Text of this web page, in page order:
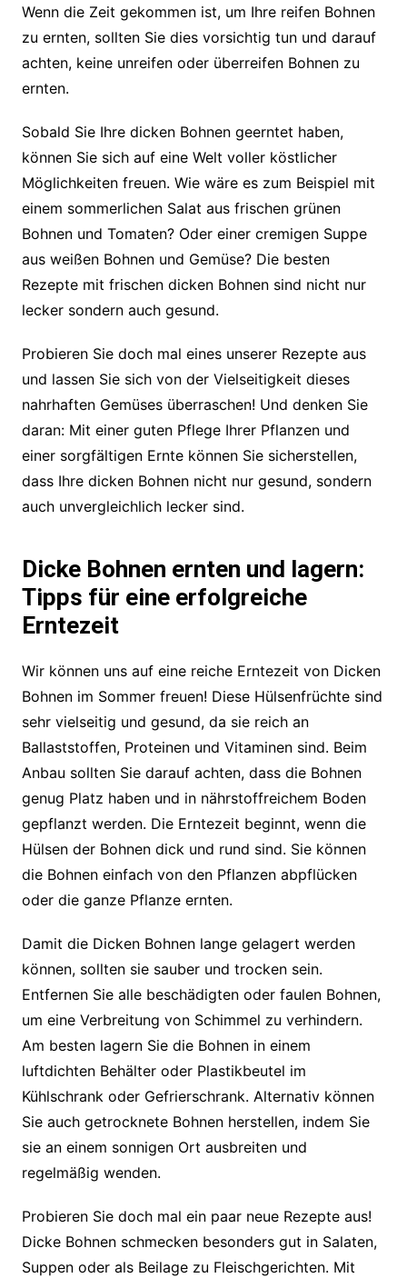
Wenn die Zeit gekommen ist, um Ihre reifen Bohnen
zu ernten, sollten Sie dies vorsichtig tun und darauf
achten, keine unreifen oder überreifen Bohnen zu
ernten.
Sobald Sie Ihre dicken Bohnen geerntet haben,
können Sie sich auf eine Welt voller köstlicher
Möglichkeiten freuen. Wie wäre es zum Beispiel mit
einem sommerlichen Salat aus frischen grünen
Bohnen und Tomaten? Oder einer cremigen Suppe
aus weißen Bohnen und Gemüse? Die besten
Rezepte mit frischen dicken Bohnen sind nicht nur
lecker sondern auch gesund.
Probieren Sie doch mal eines unserer Rezepte aus
und lassen Sie sich von der Vielseitigkeit dieses
nahrhaften Gemüses überraschen! Und denken Sie
daran: Mit einer guten Pflege Ihrer Pflanzen und
einer sorgfältigen Ernte können Sie sicherstellen,
dass Ihre dicken Bohnen nicht nur gesund, sondern
auch unvergleichlich lecker sind.
Dicke Bohnen ernten und lagern:
Tipps für eine erfolgreiche
Erntezeit
Wir können uns auf eine reiche Erntezeit von Dicken
Bohnen im Sommer freuen! Diese Hülsenfrüchte sind
sehr vielseitig und gesund, da sie reich an
Ballaststoffen, Proteinen und Vitaminen sind. Beim
Anbau sollten Sie darauf achten, dass die Bohnen
genug Platz haben und in nährstoffreichem Boden
gepflanzt werden. Die Erntezeit beginnt, wenn die
Hülsen der Bohnen dick und rund sind. Sie können
die Bohnen einfach von den Pflanzen abpflücken
oder die ganze Pflanze ernten.
Damit die Dicken Bohnen lange gelagert werden
können, sollten sie sauber und trocken sein.
Entfernen Sie alle beschädigten oder faulen Bohnen,
um eine Verbreitung von Schimmel zu verhindern.
Am besten lagern Sie die Bohnen in einem
luftdichten Behälter oder Plastikbeutel im
Kühlschrank oder Gefrierschrank. Alternativ können
Sie auch getrocknete Bohnen herstellen, indem Sie
sie an einem sonnigen Ort ausbreiten und
regelmäßig wenden.
Probieren Sie doch mal ein paar neue Rezepte aus!
Dicke Bohnen schmecken besonders gut in Salaten,
Suppen oder als Beilage zu Fleischgerichten. Mit